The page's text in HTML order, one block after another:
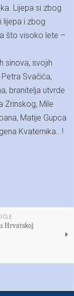
Lijepa si zbog
lijepa i zbog
što visoko lete –
sinova, svojih
Svačića,
branitelja utvrde
Zrinskog, Mile
Matije Gupca
Kvaternika...!
Hrvatskoj